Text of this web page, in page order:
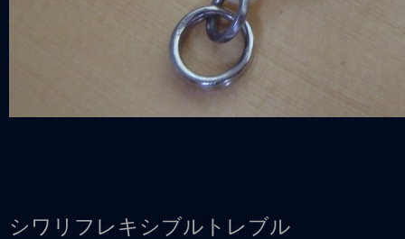
シワリフレキシブルトレブル